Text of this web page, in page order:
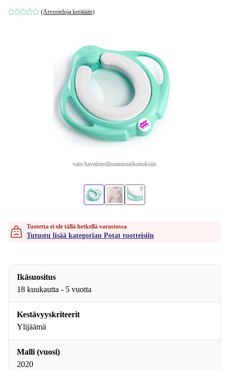
(Arvosteluja kerätään)
vain havainnollistamistarkoituksiin
Tuotetta ei ole tällä hetkellä varastossa
Tutustu lisää kategorian Potat tuotteisiin
Ikäsuositus
18 kuukautta - 5 vuotta
Kestävyyskriteerit
Ylijäämä
Malli (vuosi)
2020